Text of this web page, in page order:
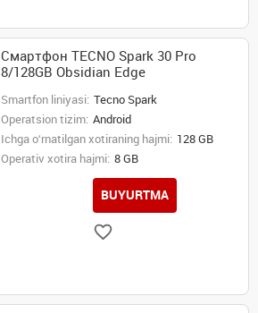
Смартфон TECNO Spark 30 Pro
8/128GB Obsidian Edge
Smartfon liniyasi: Tecno Spark
Operatsion tizim: Android
Ichga o‘rnatilgan xotiraning hajmi: 128 GB
Operativ xotira hajmi: 8 GB
BUYURTMA